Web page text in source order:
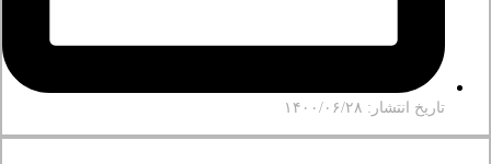
تاریخ انتشار: ۱۴۰۰/۰۶/۲۸